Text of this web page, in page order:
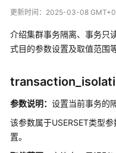
动
服
告
品
更新时间： 2025-03-08
介绍集群事务隔离、事务只
式目的参数设置及取值范围
参数说明： 设置当前事务的
该参数属于USERSET类型
置。